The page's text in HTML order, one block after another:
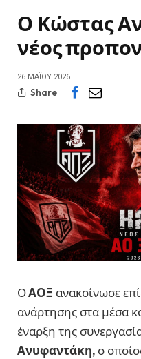
Ο Κώστας
νέος
26 ΜΑΪ́ΟΥ 2026
Share
ΟΑΟΞ ανακοίνωσε
ανάρτησης στα μέσα
έναρξη της
Ανυφαντάκη, ο